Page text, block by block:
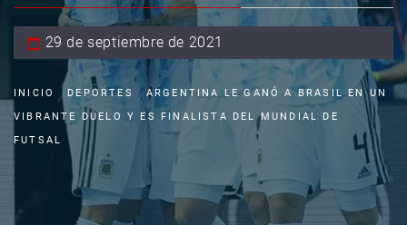
29 de septiembre de 2021
INICIO DEPORTES
ARGENTINA LE GANÓ A BRASIL EN UN
VIBRANTE DUELO Y ES FINALISTA DEL MUNDIAL DE
FUTSAL